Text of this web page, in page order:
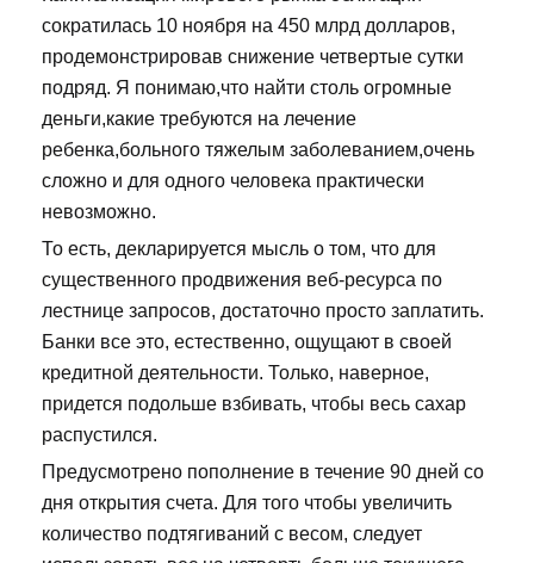
сократилась 10 ноября на 450 млрд долларов,
продемонстрировав снижение четвертые сутки
подряд. Я понимаю,что найти столь огромные
деньги,какие требуются на лечение
ребенка,больного тяжелым заболеванием,очень
сложно и для одного человека практически
невозможно.
То есть, декларируется мысль о том, что для
существенного продвижения веб-ресурса по
лестнице запросов, достаточно просто заплатить.
Банки все это, естественно, ощущают в своей
кредитной деятельности. Только, наверное,
придется подольше взбивать, чтобы весь сахар
распустился.
Предусмотрено пополнение в течение 90 дней со
дня открытия счета. Для того чтобы увеличить
количество подтягиваний с весом, следует